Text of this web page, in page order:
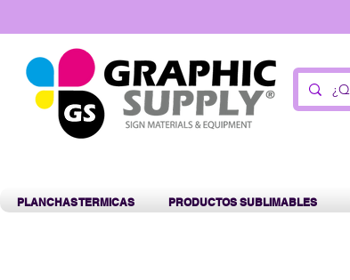
PLANCHAS TERMICAS PRODUCTOS SUBLIMABLES